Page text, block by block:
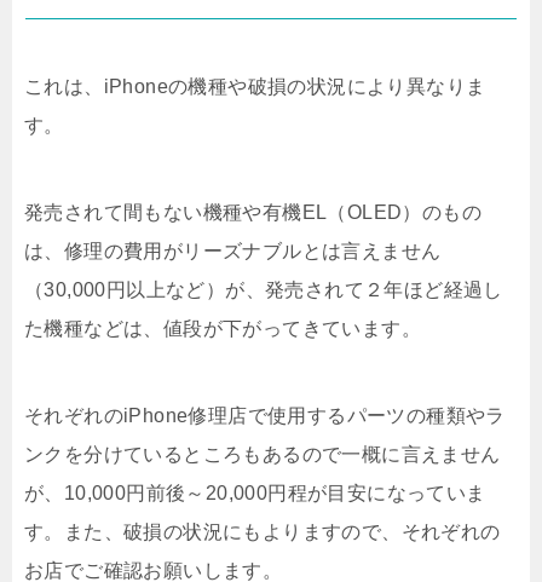
これは、iPhoneの機種や破損の状況により異なりま
す。
発売されて間もない機種や有機EL（OLED）のもの
は、修理の費用がリーズナブルとは言えません
（30,000円以上など）が、発売されて２年ほど経過し
た機種などは、値段が下がってきています。
それぞれのiPhone修理店で使用するパーツの種類やラ
ンクを分けているところもあるので一概に言えません
が、10,000円前後～20,000円程が目安になっていま
す。また、破損の状況にもよりますので、それぞれの
お店でご確認お願いします。